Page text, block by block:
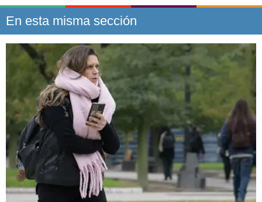
En esta misma sección